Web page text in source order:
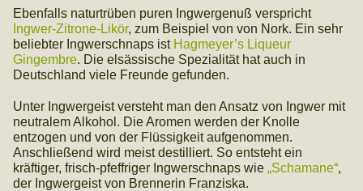
Ebenfalls naturtrüben puren Ingwergenuß verspricht
Ingwer-Zitrone-Likör, zum Beispiel von von Nork. Ein sehr
beliebter Ingwerschnaps ist Hagmeyer’s Liqueur
Gingembre. Die elsässische Spezialität hat auch in
Deutschland viele Freunde gefunden.
Unter Ingwergeist versteht man den Ansatz von Ingwer mit
neutralem Alkohol. Die Aromen werden der Knolle
entzogen und von der Flüssigkeit aufgenommen.
Anschließend wird meist destilliert. So entsteht ein
kräftiger, frisch-pfeffriger Ingwerschnaps wie „Schamane“,
der Ingwergeist von Brennerin Franziska.